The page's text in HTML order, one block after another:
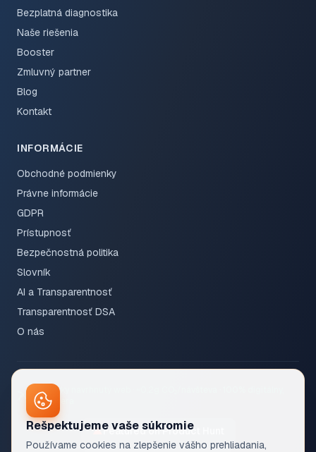
Bezplatná diagnostika
Naše riešenia
Booster
Zmluvný partner
Blog
Kontakt
INFORMÁCIE
Obchodné podmienky
Právne informácie
GDPR
Prístupnosť
Bezpečnostná politika
Slovník
AI a Transparentnosť
Transparentnosť DSA
O nás
Ekologicky navrhnutý web · ~0,2g CO₂/návšteva · 100% digitálny,
bez papiera
▲Featured on Product Hunt
Rešpektujeme vaše súkromie
Používame cookies na zlepšenie vášho prehliadania,